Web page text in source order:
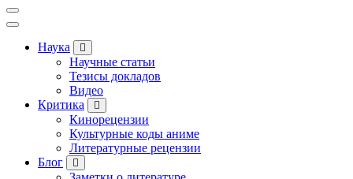
Наука
Научные статьи
Тезисы докладов
Видео
Критика
Кинорецензии
Культурные коды аниме
Литературные рецензии
Блог